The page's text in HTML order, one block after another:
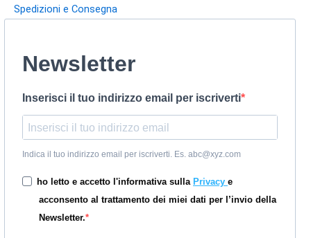
Spedizioni e Consegna
Newsletter
Inserisci il tuo indirizzo email per iscriverti
Indica il tuo indirizzo email per iscriverti. Es. abc@xyz.com
ho letto e accetto l'informativa sulla Privacy e
acconsento al trattamento dei miei dati per l’invio della
Newsletter.